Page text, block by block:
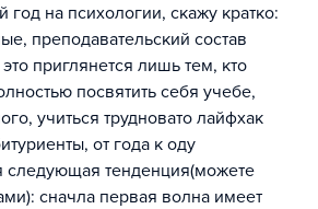
год на психологии, скажу кратко:
преподавательский состав
приглянется лишь тем, кто
посвятить себя учебе,
учиться трудновато лайфхак
от года к оду
следующая тенденция(можете
сначла первая волна имеет